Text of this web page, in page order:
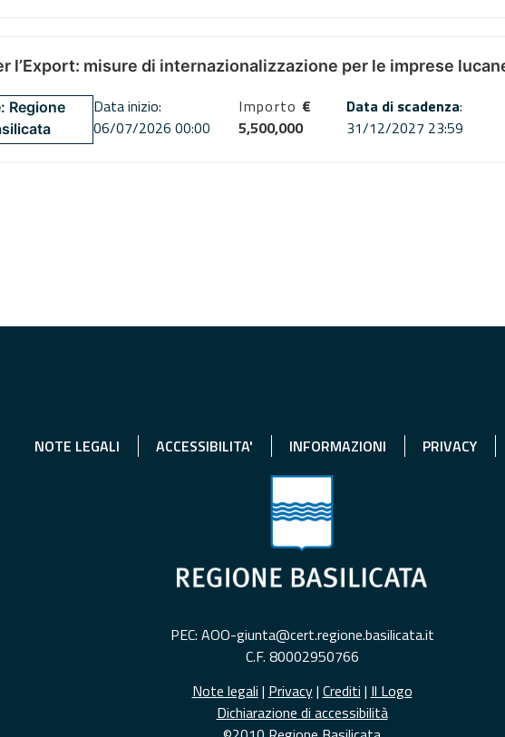
l’Export: misure di internazionalizzazione per le imprese
Regione
Data inizio:
06/07/2026 00:00
Importo €
5,500,000
Data di scadenza:
31/12/2027 23:59
NOTE LEGALI ACCESSIBILITA' INFORMAZIONI PRIVACY
PEC: AOO-giunta@cert.regione.basilicata.it
C.F. 80002950766
Note legali | Privacy| Crediti | Il Logo
Dichiarazione di accessibilità